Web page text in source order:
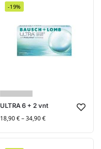
-19%
ULTRA 6 + 2 vnt
18,90€–34,90€